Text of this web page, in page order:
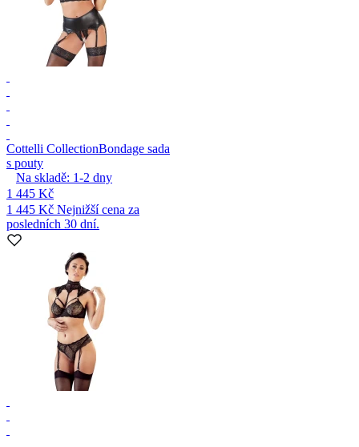
Cottelli CollectionBondage sada
s pouty
Na skladě: 1-2 dny
1 445 Kč
1 445 Kč Nejnižší cena za
posledních 30 dní.